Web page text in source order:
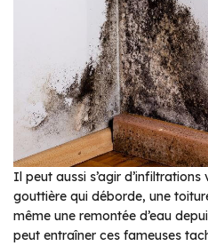
Il peut aussi s’agir d’infiltrations
gouttière qui déborde, une
même une remontée d’eau
peut entraîner ces fameuses